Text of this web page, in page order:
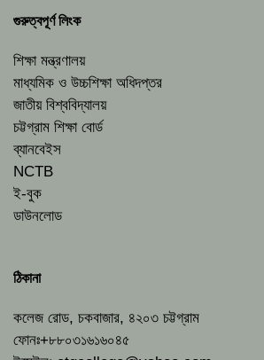
গুরুত্বপূর্ণ লিংক
শিক্ষা মন্ত্রণালয়
মাধ্যমিক ও উচ্চশিক্ষা অধিদপ্তর
জাতীয় বিশ্ববিদ্যালয়
চট্টগ্রাম শিক্ষা বোর্ড
ব্যানবেইস
NCTB
ই-বুক
ডাউনলোড
ঠিকানা
কলেজ রোড, চকবাজার, ৪২০৩ চট্টগ্রাম
ফোনঃ+৮৮০৩১৬১৬০৪৫